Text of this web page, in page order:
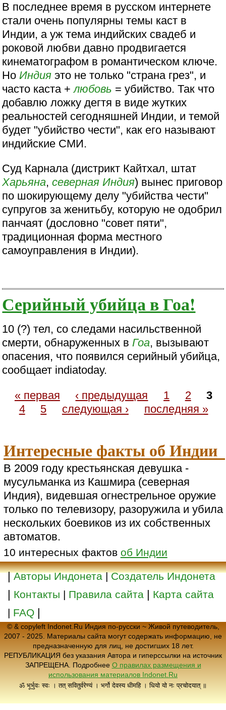
В последнее время в русском интернете
стали очень популярны темы каст в
Индии, а уж тема индийских свадеб и
роковой любви давно продвигается
кинематографом в романтическом ключе.
НоИндия это не только "страна грез", и
часто каста +любовь = убийство. Так что
добавлю ложку дегтя в виде жутких
реальностей сегодняшней Индии, и темой
будет "убийство чести", как его называют
индийские СМИ.
Суд Карнала (дистрикт Кайтхал, штат
Харьяна,северная Индия) вынес приговор
по шокирующему делу "убийства чести"
супругов за женитьбу, которую не одобрил
панчаят (дословно "совет пяти",
традиционная форма местного
самоуправления в Индии).
Серийный убийца в Гоа!
10 (?) тел, со следами насильственной
смерти, обнаруженных вГоа, вызывают
опасения, что появился серийный убийца,
сообщает indiatoday.
« первая
‹ предыдущая 1 2
3
4
5 следующая › последняя »
Интересные факты об Индии
В 2009 году крестьянская девушка -
мусульманка из Кашмира (северная
Индия), видевшая огнестрельное оружие
только по телевизору, разоружила и убила
нескольких боевиков из их собственных
автоматов.
10 интересных фактов об Индии
|Авторы Индонета|Создатель Индонета
| Контакты | Правила сайта | Карта сайта
| FAQ |
© & copyleft Indonet.Ru Индия по-русски ~ Живой путеводитель,
2007 - 2025. Материалы сайта могут содержать информацию, не
предназначенную для лиц, не достигших 18 лет.
РЕПУБЛИКАЦИЯ без указания Автора и гиперссылки на источник
ЗАПРЕЩЕНА. Подробнее О правилах размещения и
использования материалов Indonet.Ru
ॐ भूर्भुवः स्वः । तत् सवितुर्वरेण्यं । भर्गो देवस्य धीमहि । धियो यो नः प्रचोदयात् ॥